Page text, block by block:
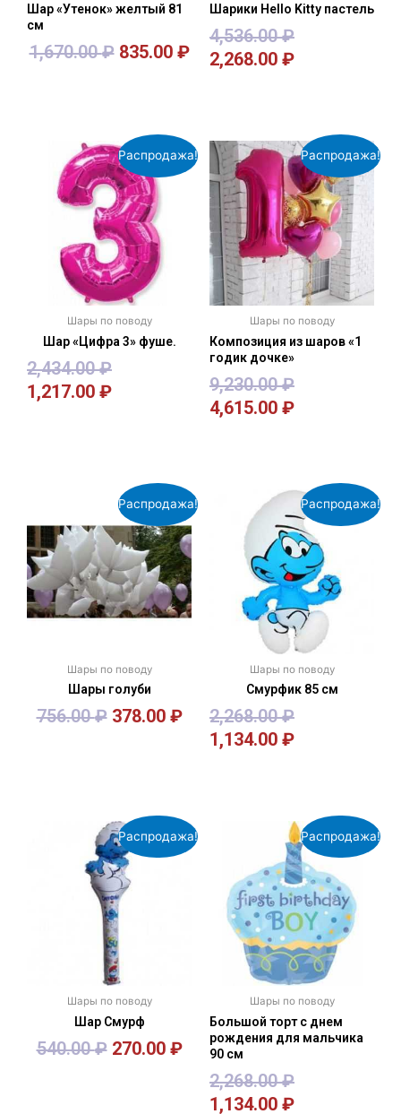
Шар «Утенок» желтый 81
см
1,670.00₽ 835.00 ₽
Шарики Hello Kitty пастель
4,536.00₽
2,268.00 ₽
Распродажа!
Шары по поводу
Шар «Цифра 3» фуше.
2,434.00₽
1,217.00 ₽
Распродажа!
Шары по поводу
Композиция из шаров «1
годик дочке»
9,230.00₽
4,615.00 ₽
Распродажа!
Шары по поводу
Шары голуби
756.00₽ 378.00 ₽
Распродажа!
Шары по поводу
Смурфик 85 см
2,268.00₽
1,134.00 ₽
Распродажа!
Шары по поводу
Шар Смурф
540.00₽ 270.00 ₽
Распродажа!
Шары по поводу
Большой торт с днем
рождения для мальчика
90 см
2,268.00₽
1,134.00 ₽